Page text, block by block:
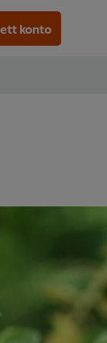
konto